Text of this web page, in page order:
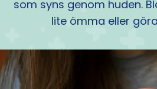
som syns genom huden.
lite ömma eller